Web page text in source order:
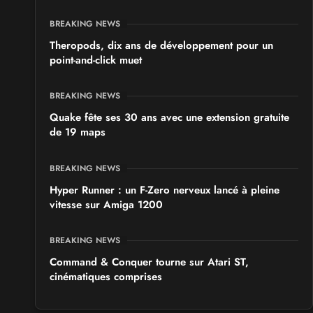
BREAKING NEWS
Theropods, dix ans de développement pour un
point-and-click muet
BREAKING NEWS
Quake fête ses 30 ans avec une extension gratuite
de 19 maps
BREAKING NEWS
Hyper Runner : un F-Zero nerveux lancé à pleine
vitesse sur Amiga 1200
BREAKING NEWS
Command & Conquer tourne sur Atari ST,
cinématiques comprises